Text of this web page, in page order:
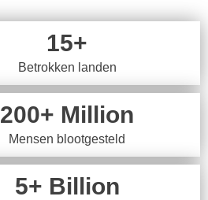
15+
Betrokken landen
200+ Million
Mensen blootgesteld
5+ Billion